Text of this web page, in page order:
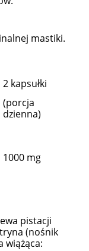
mastiki.
2 kapsułki
(porcja
dzienna)
1000 mg
pistacji
(nośnik
wiążąca: